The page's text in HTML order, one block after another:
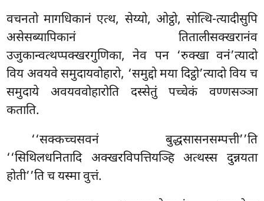
वचनतो मागधिकानं एत्थ, सेय्यो, ओट्ठो, सोत्थि-त्यादीसुपि
असेसब्यापिकानं तितालीसक्खरानंव
उजुकान्वत्थप्पक्खरगुणिका, नेव पन ‘रुक्खा वनं’त्यादो
विय अवयवे समुदायवोहारो, ‘समुद्दो मया दिट्ठो’त्यादो विय च
समुदाये अवयववोहारोति दस्सेतुं पच्चेकं वण्णसञ्ञा
कताति.
‘‘सक्कच्चसवनं बुद्धसासनसम्पत्ती’’ति
‘‘सिथिलधनितादि अक्खरविपत्तियञ्हि अत्थस्स दुन्नयता
होती’’ति च यस्मा वुत्तं.